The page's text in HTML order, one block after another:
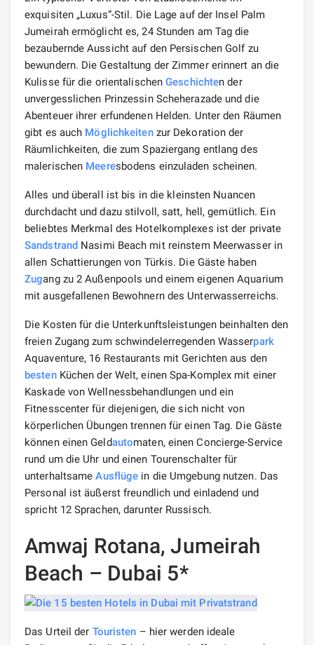
exquisiten „Luxus“-Stil. Die Lage auf der Insel Palm
Jumeirah ermöglicht es, 24 Stunden am Tag die
bezaubernde Aussicht auf den Persischen Golf zu
bewundern. Die Gestaltung der Zimmer erinnert an die
Kulisse für die orientalischenGeschichten der
unvergesslichen Prinzessin Scheherazade und die
Abenteuer ihrer erfundenen Helden. Unter den Räumen
gibt es auch Möglichkeitenzur Dekoration der
Räumlichkeiten, die zum Spaziergang entlang des
malerischen Meeresbodens einzuladen scheinen.
Alles und überall ist bis in die kleinsten Nuancen
durchdacht und dazu stilvoll, satt, hell, gemütlich. Ein
beliebtes Merkmal des Hotelkomplexes ist der private
Sandstrand Nasimi Beach mit reinstem Meerwasser in
allen Schattierungen von Türkis. Die Gäste haben
Zugang zu 2 Außenpools und einem eigenen Aquarium
mit ausgefallenen Bewohnern des Unterwasserreichs.
Die Kosten für die Unterkunftsleistungen beinhalten den
freien Zugang zum schwindelerregenden Wasserpark
Aquaventure, 16 Restaurants mit Gerichten aus den
bestenKüchen der Welt, einen Spa-Komplex mit einer
Kaskade von Wellnessbehandlungen und ein
Fitnesscenter für diejenigen, die sich nicht von
körperlichen Übungen trennen für einen Tag. Die Gäste
können einen Geldautomaten, einen Concierge-Service
rund um die Uhr und einen Tourenschalter für
unterhaltsameAusflüge in die Umgebung nutzen. Das
Personal ist äußerst freundlich und einladend und
spricht 12 Sprachen, darunter Russisch.
Amwaj Rotana, Jumeirah
Beach – Dubai 5*
Das Urteil der Touristen – hier werden ideale